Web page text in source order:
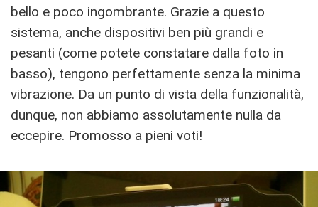
bello e poco ingombrante. Grazie a questo
sistema, anche dispositivi ben più grandi e
pesanti (come potete constatare dalla foto in
basso), tengono perfettamente senza la minima
vibrazione. Da un punto di vista della funzionalità,
dunque, non abbiamo assolutamente nulla da
eccepire. Promosso a pieni voti!